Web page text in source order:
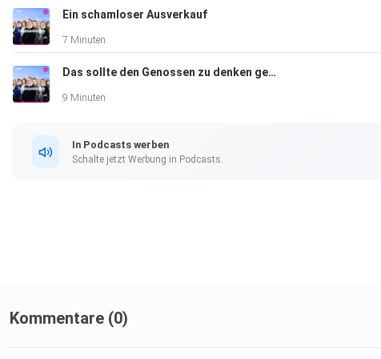
Ein schamloser Ausverkauf
7 Minuten
Das sollte den Genossen zu denken geben
9 Minuten
In Podcasts werben
Schalte jetzt Werbung in Podcasts.
Kommentare (0)